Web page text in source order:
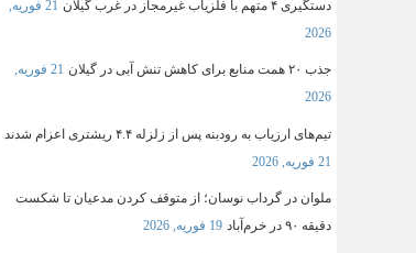
دستگیری ۴ متهم با فلزیاب غیرمجاز در غرب گیلان
21 فوریه,
2026
جذب ۲۰ همت منابع برای کاهش تنش آبی در گیلان
21 فوریه,
2026
تیم‌های ارزیاب به رودبنه پس از زلزله ۴.۴ ریشتری اعزام شدند
21 فوریه, 2026
ملوان در گرداب نوسان؛ از متوقف کردن مدعیان تا شکست
دقیقه ۹۰ در خرم‌آباد
19 فوریه, 2026